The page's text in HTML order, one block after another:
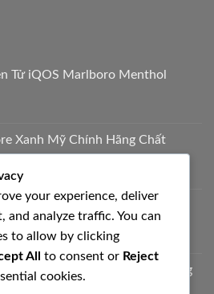
Tử iQOS Marlboro Menthol
Xanh Mỹ Chính Hãng Chất
Trắng Vị Truyền Thống
Thuốc Lá Hàn Quốc Chính Hãng
your experience, deliver
and analyze traffic. You can
to allow by clicking
All to consent or Reject
cookies.